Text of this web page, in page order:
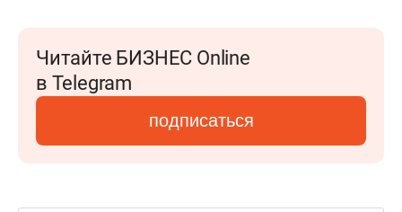
Читайте БИЗНЕС Online
в Telegram
подписаться